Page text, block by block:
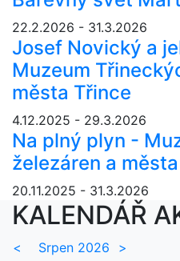
22.2.2026 - 31.3.2026
Josef Novický a
Muzeum
města Třince
4.12.2025 - 29.3.2026
Na plný plyn -
železáren a
20.11.2025 - 31.3.2026
KALENDÁŘ
< Srpen 2026
>